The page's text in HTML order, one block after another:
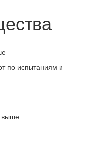
по испытаниям и
выше